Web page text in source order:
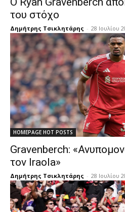
του στόχο
Δημήτρης Τσικλητάρης - 28 Ιουλίου
HOMEPAGE HOT POSTS
Gravenberch:
τον Iraola»
Δημήτρης Τσικλητάρης - 28 Ιουλίου